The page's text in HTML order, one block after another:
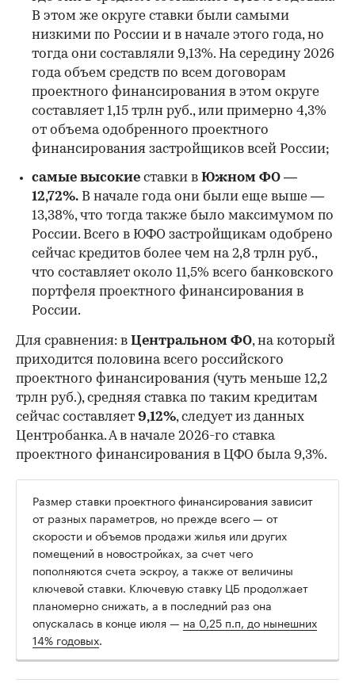
В этом же округе ставки были самыми
низкими по России и в начале этого года, но
тогда они составляли 9,13%. На середину 2026
года объем средств по всем договорам
проектного финансирования в этом округе
составляет 1,15 трлн руб., или примерно 4,3%
от объема одобренного проектного
финансирования застройщиков всей России;
самые высокие ставки в Южном ФО —
12,72%. В начале года они были еще выше —
13,38%, что тогда также было максимумом по
России. Всего в ЮФО застройщикам одобрено
сейчас кредитов более чем на 2,8 трлн руб.,
что составляет около 11,5% всего банковского
портфеля проектного финансирования в
России.
Для сравнения: в Центральном ФО, на который
приходится половина всего российского
проектного финансирования (чуть меньше 12,2
трлн руб.), средняя ставка по таким кредитам
сейчас составляет 9,12%, следует из данных
Центробанка. А в начале 2026-го ставка
проектного финансирования в ЦФО была 9,3%.
Размер ставки проектного финансирования зависит
от разных параметров, но прежде всего — от
скорости и объемов продажи жилья или других
помещений в новостройках, за счет чего
пополняются счета эскроу, а также от величины
ключевой ставки. Ключевую ставку ЦБ продолжает
планомерно снижать, а в последний раз она
опускалась в конце июля — на 0,25 п.п, до нынешних
14% годовых.